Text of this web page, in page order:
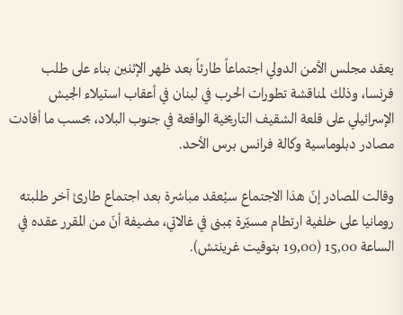
يعقد مجلس الأمن الدولي اجتماعاً طارئاً بعد ظهر الإثنين بناء على طلب
فرنسا، وذلك لمناقشة تطورات الحرب في لبنان في أعقاب استيلاء الجيش
الإسرائيلي على قلعة الشقيف التاريخية الواقعة في جنوب البلاد، بحسب ما أفادت
مصادر دبلوماسية وكالة فرانس برس الأحد.
وقالت المصادر إنّ هذا الاجتماع سيُعقد مباشرة بعد اجتماع طارئ آخر طلبته
رومانيا على خلفية ارتطام مسيّرة بمبنى في غالاتي، مضيفة أنّ من المقرر عقده في
الساعة 15,00 (19,00 بتوقيت غرينتش).